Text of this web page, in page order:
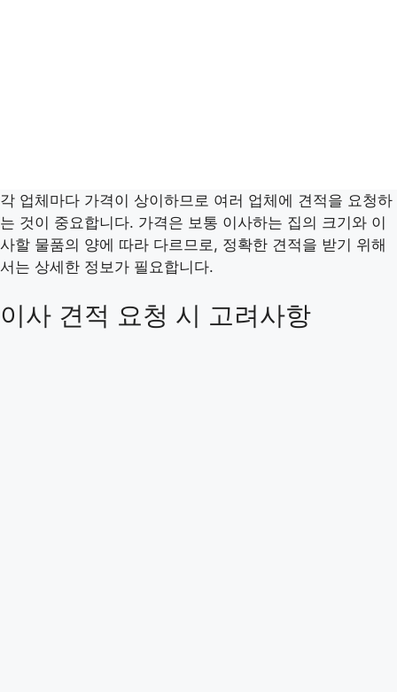
각 업체마다 가격이 상이하므로 여러 업체에 견적을 요청하
는 것이 중요합니다. 가격은 보통 이사하는 집의 크기와 이
사할 물품의 양에 따라 다르므로, 정확한 견적을 받기 위해
서는 상세한 정보가 필요합니다.
이사 견적 요청 시 고려사항